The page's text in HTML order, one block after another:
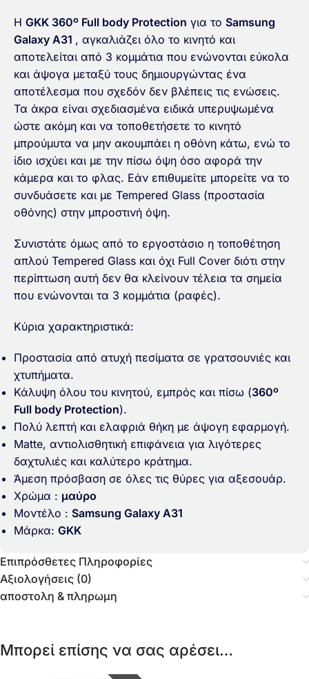
H GKK 360º Full body Protection για το Samsung
Galaxy A31 , αγκαλιάζει όλο το κινητό και
αποτελείται από 3 κομμάτια που ενώνονται εύκολα
και άψογα μεταξύ τους δημιουργώντας ένα
αποτέλεσμα που σχεδόν δεν βλέπεις τις ενώσεις.
Τα άκρα είναι σχεδιασμένα ειδικά υπερυψωμένα
ώστε ακόμη και να τοποθετήσετε το κινητό
μπρούμυτα να μην ακουμπάει η οθόνη κάτω, ενώ το
ίδιο ισχύει και με την πίσω όψη όσο αφορά την
κάμερα και το φλας. Εάν επιθυμείτε μπορείτε να το
συνδυάσετε και με Tempered Glass (προστασία
οθόνης) στην μπροστινή όψη.
Συνιστάτε όμως από το εργοστάσιο η τοποθέτηση
απλού Tempered Glass και όχι Full Cover διότι στην
περίπτωση αυτή δεν θα κλείνουν τέλεια τα σημεία
που ενώνονται τα 3 κομμάτια (ραφές).
Κύρια χαρακτηριστικά:
Προστασία από ατυχή πεσίματα σε γρατσουνιές και
χτυπήματα.
Κάλυψη όλου του κινητού, εμπρός και πίσω (360º
Full body Protection).
Πολύ λεπτή και ελαφριά θήκη με άψογη εφαρμογή.
Matte, αντιολισθητική επιφάνεια για λιγότερες
δαχτυλιές και καλύτερο κράτημα.
Άμεση πρόσβαση σε όλες τις θύρες για αξεσουάρ.
Χρώμα : μαύρο
Μοντέλο : Samsung Galaxy A31
Μάρκα: GKK
Επιπρόσθετες Πληροφορίες
Αξιολογήσεις (0)
αποστολη & πληρωμη
Μπορεί επίσης να σας αρέσει…